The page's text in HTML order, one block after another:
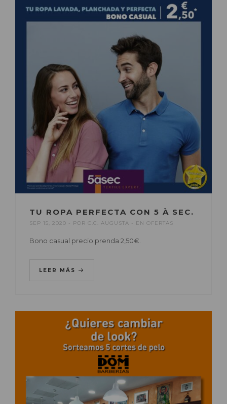
TU ROPA PERFECTA CON 5 À SEC.
SEP 15, 2020 POR C.C. AUGUSTA EN OFERTAS
Bono casual precio prenda 2,50€.
LEER MÁS